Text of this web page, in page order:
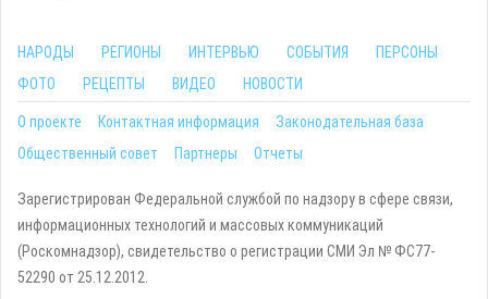
НАРОДЫ РЕГИОНЫ ИНТЕРВЬЮ СОБЫТИЯ
ПЕРСОНЫ
ФОТО
РЕЦЕПТЫ ВИДЕО НОВОСТИ
О проекте Контактная информация
Законодательная база
Общественный совет
Партнеры Отчеты
Зарегистрирован Федеральной службой по надзору в сфере связи,
информационных технологий и массовых коммуникаций
(Роскомнадзор), свидетельство о регистрации СМИ Эл № ФС77-
52290 от 25.12.2012.